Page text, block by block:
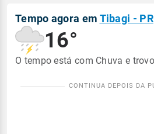
Tempo agora em Tibagi - PR
16°
O tempo está com Chuva e